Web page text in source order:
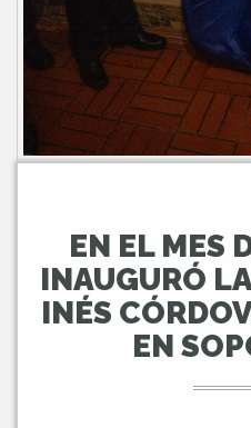
EN EL MES
INAUGURÓ
INÉS
EN